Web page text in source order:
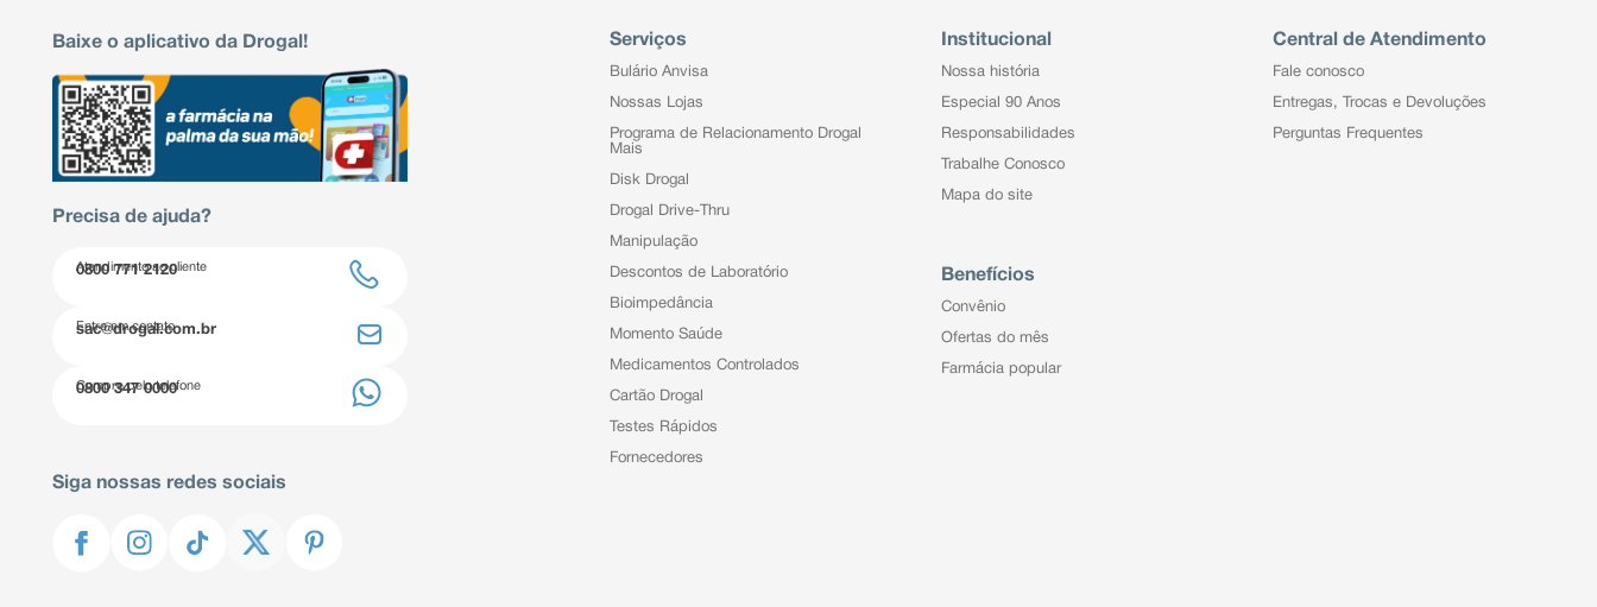
Baixe o aplicativo da Drogal!
Precisa de ajuda?
Atendimento ao cliente
0800 771 2120
Entre em contato
sac@drogal.com.br
Compre pelo telefone
0800 347 0000
Siga nossas redes sociais
Serviços
Bulário Anvisa
Nossas Lojas
Programa de Relacionamento Drogal
Mais
Disk Drogal
Drogal Drive-Thru
Manipulação
Descontos de Laboratório
Bioimpedância
Momento Saúde
Medicamentos Controlados
Cartão Drogal
Testes Rápidos
Fornecedores
Institucional
Nossa história
Especial 90 Anos
Responsabilidades
Trabalhe Conosco
Mapa do site
Benefícios
Convênio
Ofertas do mês
Farmácia popular
Central de Atendimento
Fale conosco
Entregas, Trocas e Devoluções
Perguntas Frequentes